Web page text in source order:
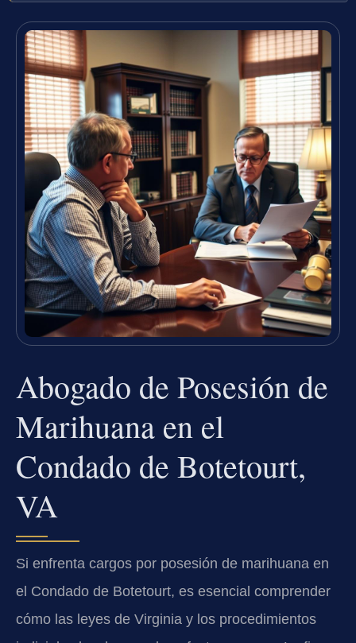
Abogado de Posesión de
Marihuana en el
Condado de Botetourt,
VA
Si enfrenta cargos por posesión de marihuana en
el Condado de Botetourt, es esencial comprender
cómo las leyes de Virginia y los procedimientos